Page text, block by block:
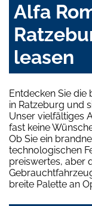
Alfa
leasen
Entdecken Sie
in Ratzeburg und
Unser vielfältiges
fast keine
Ob Sie ein
technologischen
preiswertes, aber
breite Palette an